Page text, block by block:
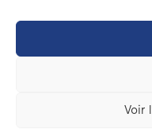
Voir
En
A